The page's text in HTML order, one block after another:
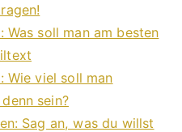
Was soll man am besten
Wie viel soll man
sein?
Sag an, was du willst